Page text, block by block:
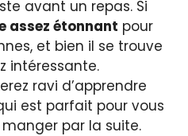
avant un repas. Si
étonnant pour
et bien il se trouve
intéressante.
ravi d’apprendre
est parfait pour vous
par la suite.